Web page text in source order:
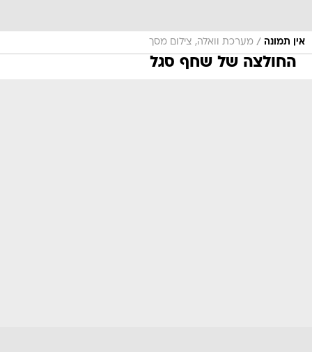
אין תמונה / מערכת וואלה, צילום מסך
החולצה של שחף סגל